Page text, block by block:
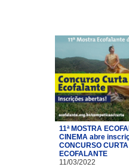
11ª MOSTRA
CINEMA abre
CONCURSO CURTA
ECOFALANTE
11/03/2022